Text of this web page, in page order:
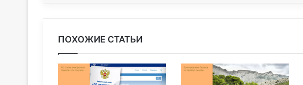
ПОХОЖИЕ СТАТЬИ